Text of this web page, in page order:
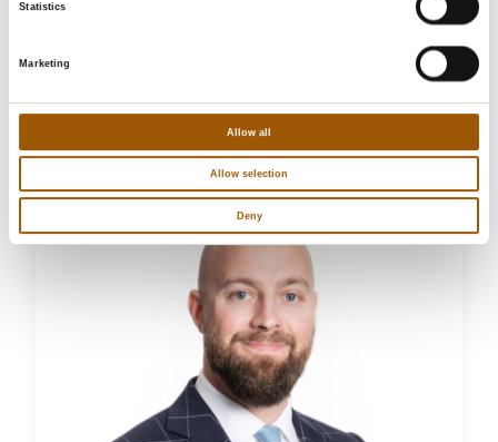
Statistics
Marketing
Allow all
Allow selection
Deny
Asiantuntijamme
keskittyvät sinuun.